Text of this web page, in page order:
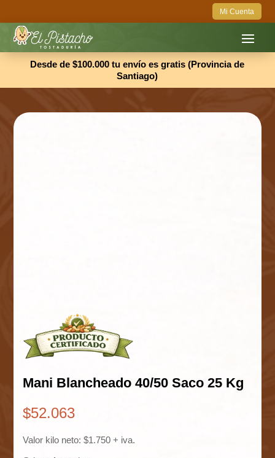
Mi Cuenta
Desde de $100.000 tu envío es gratis (Provincia de
Santiago)
Mani Blancheado 40/50 Saco 25 Kg
$52.063
Valor kilo neto: $1.750 + iva.